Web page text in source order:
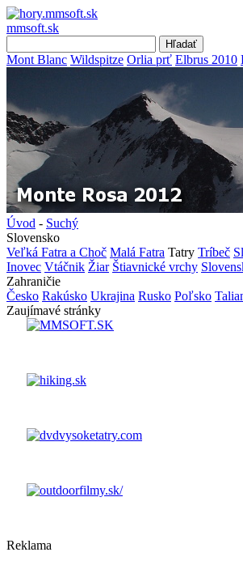
mmsoft.sk
Mont Blanc Wildspitze Orlia prť Elbrus 2010
Úvod - Suchý
Slovensko
Veľká Fatra a Choč Malá Fatra Tatry Tríbeč
Inovec Vtáčnik Žiar Štiavnické vrchy
Zahraničie
Česko Rakúsko Ukrajina Rusko Poľsko
Zaujímavé stránky
Reklama